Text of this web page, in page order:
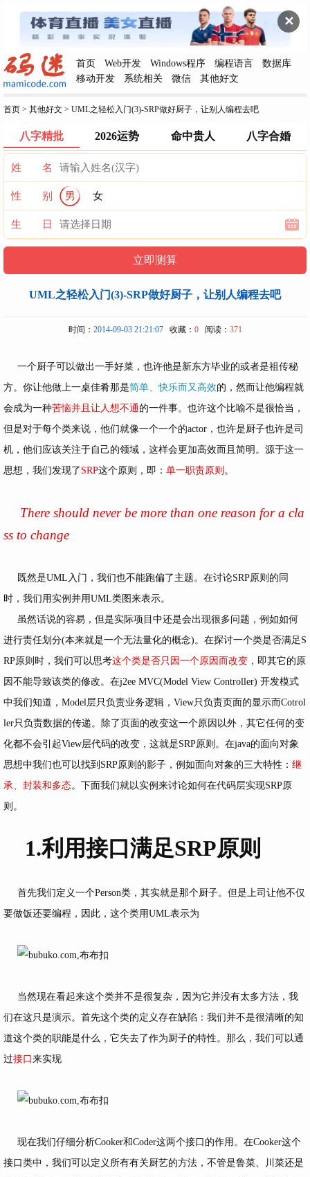
✕
首页 Web开发 Windows程序 编程语言
数据库
移动开发
系统相关 微信 其他好文
首页 > 其他好文 > UML之轻松入门(3)-SRP做好厨子，让别人编程去吧
八字精批 2026运势 命中贵人 八字合婚
姓 名
性 别 男 女
生 日
UML之轻松入门(3)-SRP做好厨子，让别人编程去吧
时间： 2014-09-03 21:21:07收藏： 0阅读： 371
一个厨子可以做出一手好菜，也许他是新东方毕业的或者是祖传秘
方。你让他做上一桌佳肴那是简单、快乐而又高效的，然而让他编程就
会成为一种苦恼并且让人想不通 的一件事。也许这个比喻不是很恰当，
但是对于每个类来说，他们就像一个一个的actor，也许是厨子也许是司
机，他们应该关注于自己的领域，这样会更加高效而且简明。源于这一
思想，我们发现了 SRP这个原则，即： 单一职责原则 。
There should never be more than one reason for a cla
ss to change
既然是UML入门，我们也不能跑偏了主题。在讨论SRP原则的同
时，我们用实例并用UML类图来表示。
虽然话说的容易，但是实际项目中还是会出现很多问题，例如如何
进行责任划分(本来就是一个无法量化的概念)。在探讨一个类是否满足S
RP原则时，我们可以思考这个类是否只因一个原因而改变 ，即其它的原
因不能导致该类的修改。在j2ee MVC(Model View Controller) 开发模式
中我们知道，Model层只负责业务逻辑，View只负责页面的显示而Cotrol
ler只负责数据的传递。除了页面的改变这一个原因以外，其它任何的变
化都不会引起View层代码的改变，这就是SRP原则。在java的面向对象
思想中我们也可以找到SRP原则的影子，例如面向对象的三大特性： 继
承、封装和多态。下面我们就以实例来讨论如何在代码层实现SRP原
则。
1.利用接口满足SRP原则
首先我们定义一个Person类，其实就是那个厨子。但是上司让他不仅
要做饭还要编程，因此，这个类用UML表示为
当然现在看起来这个类并不是很复杂，因为它并没有太多方法，我
们在这只是演示。首先这个类的定义存在缺陷：我们并不是很清晰的知
道这个类的职能是什么，它失去了作为厨子的特性。那么，我们可以通
过接口 来实现
现在我们仔细分析Cooker和Coder这两个接口的作用。在Cooker这个
接口类中，我们可以定义所有有关厨艺的方法，不管是鲁菜、川菜还是